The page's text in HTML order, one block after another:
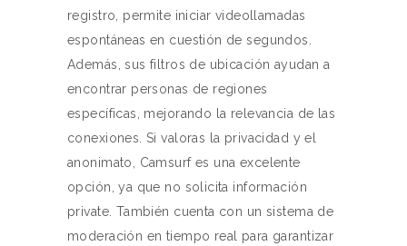
registro, permite iniciar videollamadas
espontáneas en cuestión de segundos.
Además, sus filtros de ubicación ayudan a
encontrar personas de regiones
específicas, mejorando la relevancia de las
conexiones. Si valoras la privacidad y el
anonimato, Camsurf es una excelente
opción, ya que no solicita información
private. También cuenta con un sistema de
moderación en tiempo real para garantizar